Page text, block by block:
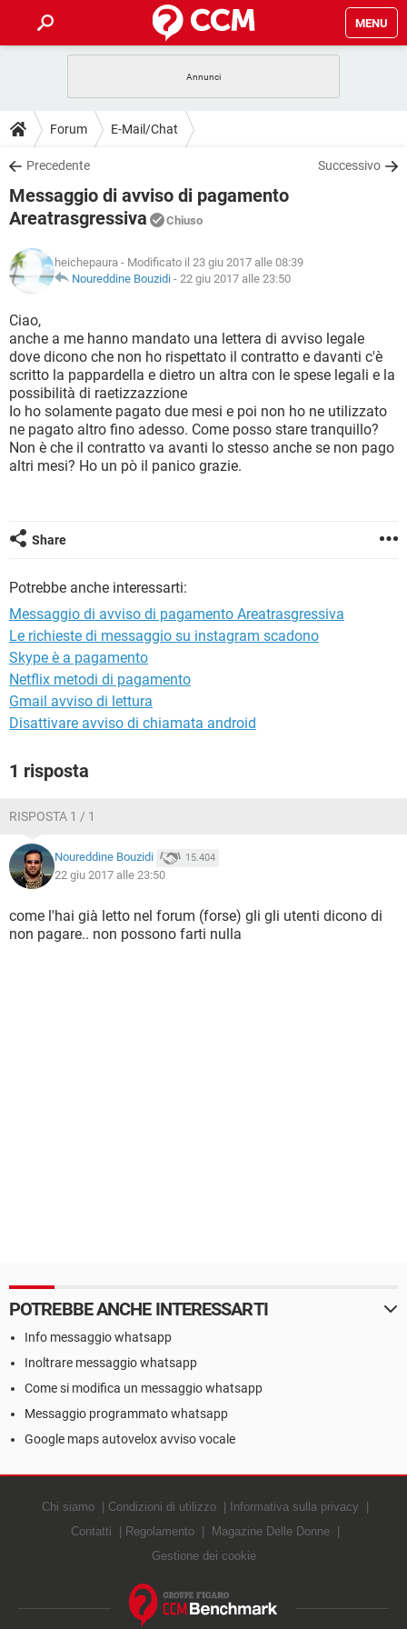
MENU
INTRATTENIMENTO
iOS
INSTAGRAM WHATSAPP
TIKTOK
HARDWARE
GUIDE
COVID-19
iOS
TIKTOK FACEBOOK
DOWNLOAD
COVID-19 GAMING
INTRATTENIMENTO
iOS WINDOWS 10
INSTAGRAM
TIKTOK
HARDWARE
FORUM
INTRATTENIMENTO ANDROID
INSTAGRAM WHATSAPP
TIKTOK FACEBOOK
HARDWARE
GLOSSARIO
COVID-19
INTRATTENIMENTO
iOS WINDOWS 10
INSTAGRAM WHATSAPP
TIKTOK FACEBOOK
HARDWARE
Forum E-Mail/Chat
Precedente Successivo
Messaggio di avviso di pagamento
Areatrasgressiva
Chiuso
heichepaura - Modificato il 23 giu 2017 alle 08:39
Noureddine Bouzidi - 22 giu 2017 alle 23:50
Ciao,
anche a me hanno mandato una lettera di avviso legale
dove dicono che non ho rispettato il contratto e davanti c'è
scritto la pappardella e dietro un altra con le spese legali e la
possibilità di raetizzazzione
Io ho solamente pagato due mesi e poi non ho ne utilizzato
ne pagato altro fino adesso. Come posso stare tranquillo?
Non è che il contratto va avanti lo stesso anche se non pago
altri mesi? Ho un pò il panico grazie.
Share
Potrebbe anche interessarti:
Messaggio di avviso di pagamento Areatrasgressiva
Le richieste di messaggio su instagram scadono
Skype è a pagamento
Netflix metodi di pagamento
Gmail avviso di lettura
Disattivare avviso di chiamata android
1 risposta
RISPOSTA 1 / 1
Noureddine Bouzidi 15.404
22 giu 2017 alle 23:50
come l'hai già letto nel forum (forse) gli gli utenti dicono di
non pagare.. non possono farti nulla
POTREBBE ANCHE INTERESSARTI
Info messaggio whatsapp
Inoltrare messaggio whatsapp
Come si modifica un messaggio whatsapp
Messaggio programmato whatsapp
Google maps autovelox avviso vocale
Chi siamo Condizioni di utilizzo
Informativa sulla privacy
Contatti
Regolamento
Magazine Delle Donne
Gestione dei cookie